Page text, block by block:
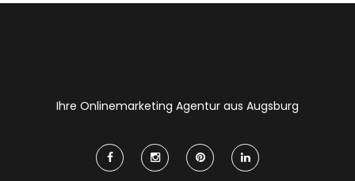
Ihre Onlinemarketing Agentur aus Augsburg